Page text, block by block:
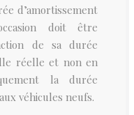
d’amortissement
doit être
de sa durée
réelle et non en
la durée
véhicules neufs.